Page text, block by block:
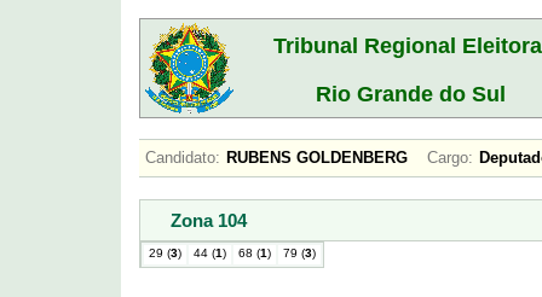
Tribunal Regional
Rio Grande do Sul
Candidato: RUBENS GOLDENBERG Cargo:
Zona 104
29 (3) 44 (1) 68 (1) 79 (3)